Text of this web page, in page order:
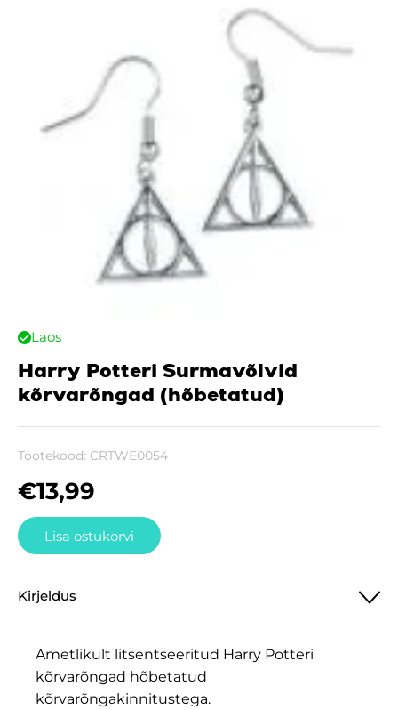
Laos
Harry Potteri Surmavõlvid
kõrvarõngad (hõbetatud)
Tootekood: CRTWE0054
€13,99
Lisa ostukorvi
Kirjeldus
Ametlikult litsentseeritud Harry Potteri
kõrvarõngad hõbetatud
kõrvarõngakinnitustega.